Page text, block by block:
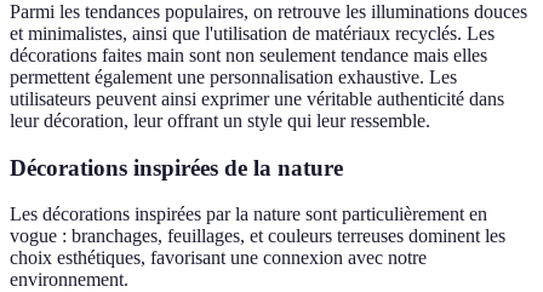
Parmi les tendances populaires, on retrouve les illuminations douces
et minimalistes, ainsi que l'utilisation de matériaux recyclés. Les
décorations faites main sont non seulement tendance mais elles
permettent également une personnalisation exhaustive. Les
utilisateurs peuvent ainsi exprimer une véritable authenticité dans
leur décoration, leur offrant un style qui leur ressemble.
Décorations inspirées de la nature
Les décorations inspirées par la nature sont particulièrement en
vogue : branchages, feuillages, et couleurs terreuses dominent les
choix esthétiques, favorisant une connexion avec notre
environnement.